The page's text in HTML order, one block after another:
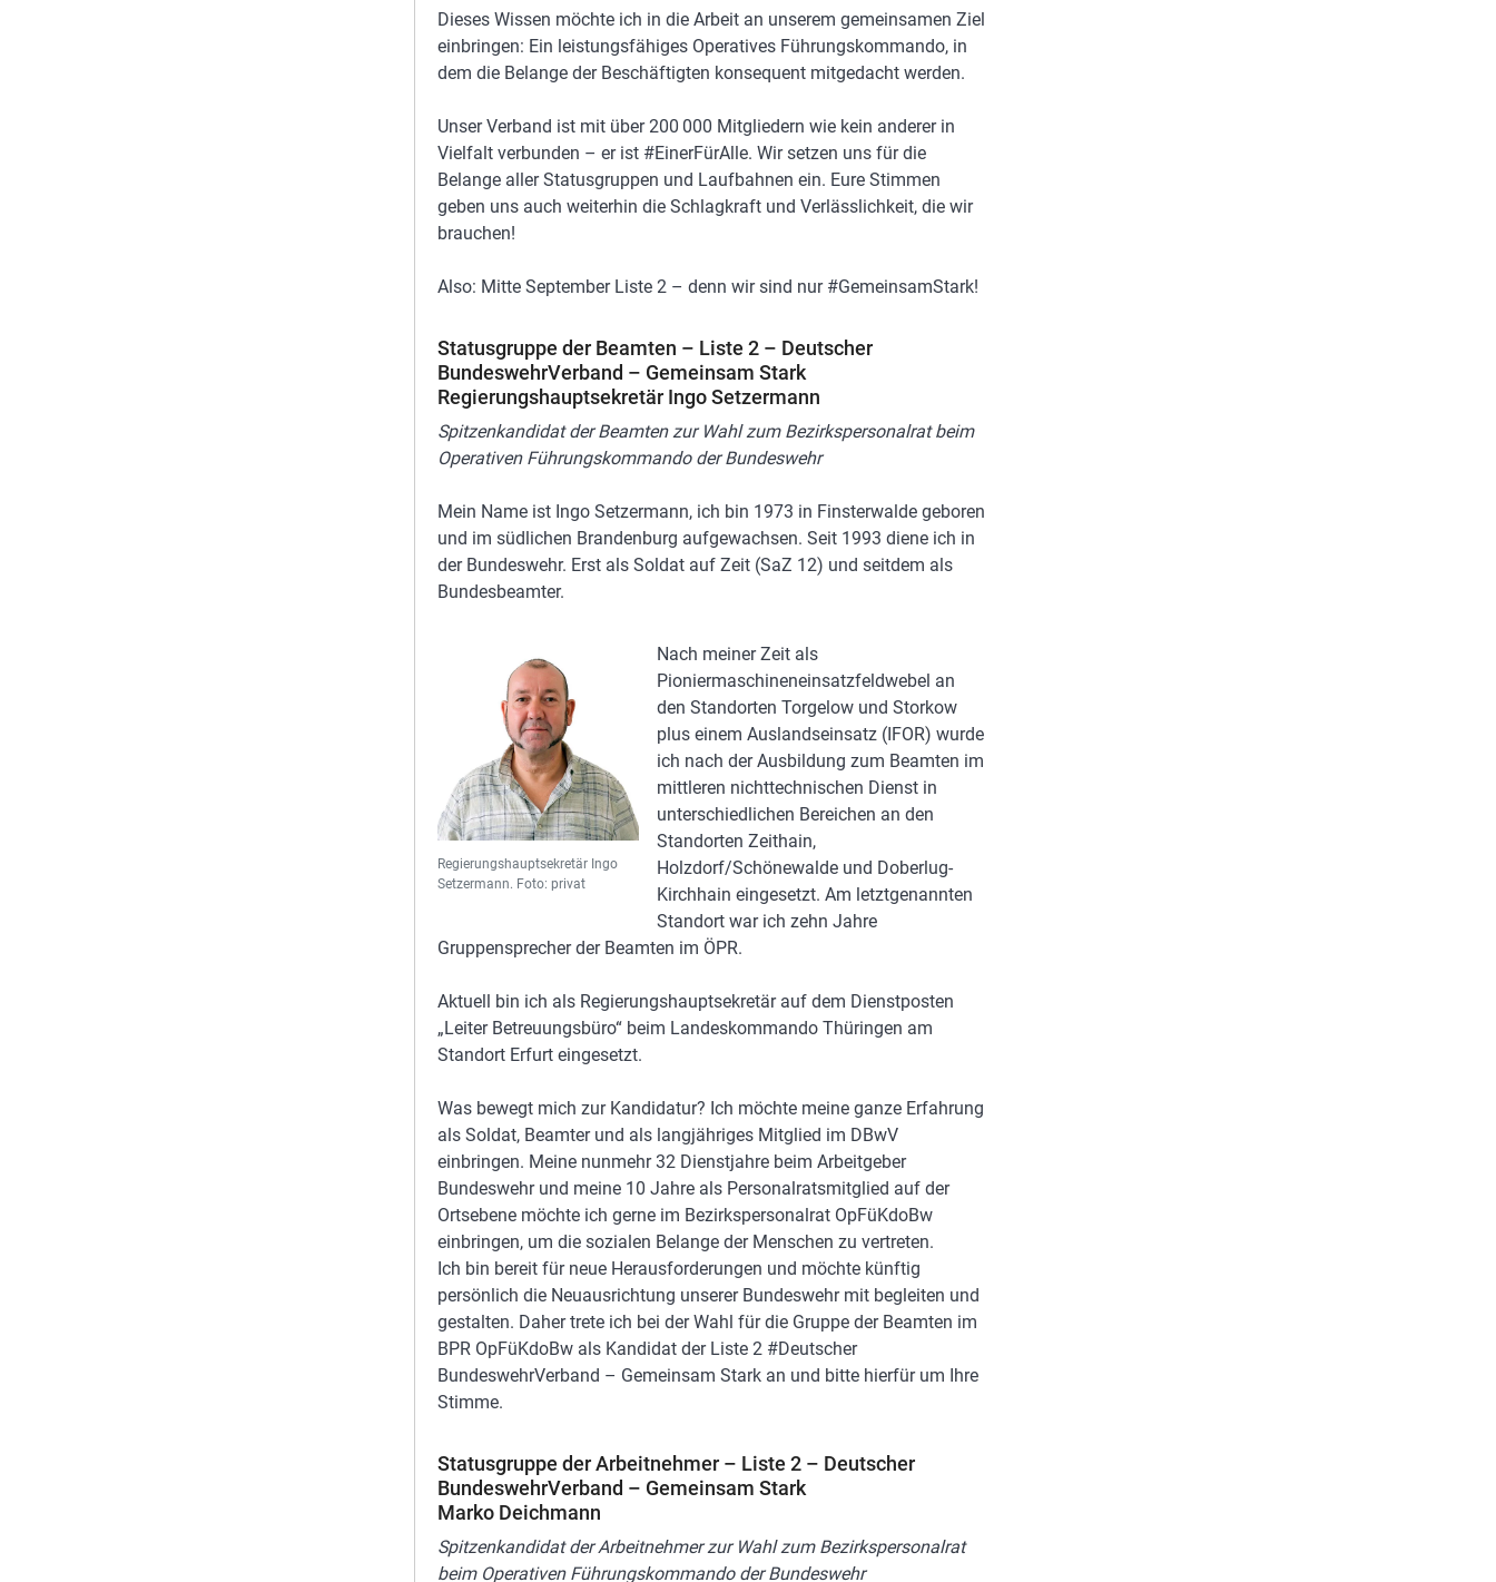
Dieses Wissen möchte ich in die Arbeit an unserem gemeinsamen Ziel
einbringen: Ein leistungsfähiges Operatives Führungskommando, in
dem die Belange der Beschäftigten konsequent mitgedacht werden.
Unser Verband ist mit über 200 000 Mitgliedern wie kein anderer in
Vielfalt verbunden – er ist #EinerFürAlle. Wir setzen uns für die
Belange aller Statusgruppen und Laufbahnen ein. Eure Stimmen
geben uns auch weiterhin die Schlagkraft und Verlässlichkeit, die wir
brauchen!
Also: Mitte September Liste 2 – denn wir sind nur #GemeinsamStark!
Statusgruppe der Beamten – Liste 2 – Deutscher
BundeswehrVerband – Gemeinsam Stark
Regierungshauptsekretär Ingo Setzermann
Spitzenkandidat der Beamten zur Wahl zum Bezirkspersonalrat beim
Operativen Führungskommando der Bundeswehr
Mein Name ist Ingo Setzermann, ich bin 1973 in Finsterwalde geboren
und im südlichen Brandenburg aufgewachsen. Seit 1993 diene ich in
der Bundeswehr. Erst als Soldat auf Zeit (SaZ 12) und seitdem als
Bundesbeamter.
Regierungshauptsekretär Ingo
Setzermann. Foto: privat
Nach meiner Zeit als
Pioniermaschineneinsatzfeldwebel an
den Standorten Torgelow und Storkow
plus einem Auslandseinsatz (IFOR) wurde
ich nach der Ausbildung zum Beamten im
mittleren nichttechnischen Dienst in
unterschiedlichen Bereichen an den
Standorten Zeithain,
Holzdorf/Schönewalde und Doberlug-
Kirchhain eingesetzt. Am letztgenannten
Standort war ich zehn Jahre
Gruppensprecher der Beamten im ÖPR.
Aktuell bin ich als Regierungshauptsekretär auf dem Dienstposten
„Leiter Betreuungsbüro“ beim Landeskommando Thüringen am
Standort Erfurt eingesetzt.
Was bewegt mich zur Kandidatur? Ich möchte meine ganze Erfahrung
als Soldat, Beamter und als langjähriges Mitglied im DBwV
einbringen. Meine nunmehr 32 Dienstjahre beim Arbeitgeber
Bundeswehr und meine 10 Jahre als Personalratsmitglied auf der
Ortsebene möchte ich gerne im Bezirkspersonalrat OpFüKdoBw
einbringen, um die sozialen Belange der Menschen zu vertreten.
Ich bin bereit für neue Herausforderungen und möchte künftig
persönlich die Neuausrichtung unserer Bundeswehr mit begleiten und
gestalten. Daher trete ich bei der Wahl für die Gruppe der Beamten im
BPR OpFüKdoBw als Kandidat der Liste 2 #Deutscher
BundeswehrVerband – Gemeinsam Stark an und bitte hierfür um Ihre
Stimme.
Statusgruppe der Arbeitnehmer – Liste 2 – Deutscher
BundeswehrVerband – Gemeinsam Stark
Marko Deichmann
Spitzenkandidat der Arbeitnehmer zur Wahl zum Bezirkspersonalrat
beim Operativen Führungskommando der Bundeswehr